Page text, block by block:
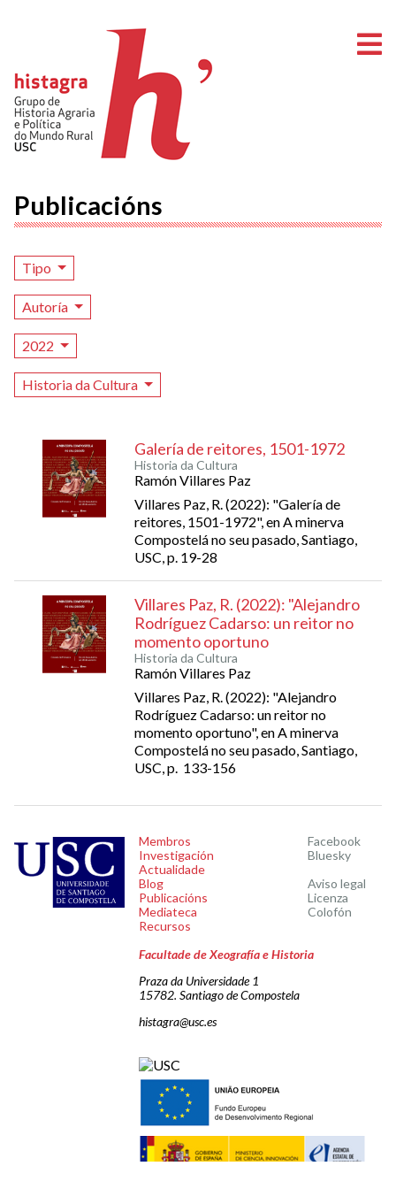
Publicacións
Tipo
Autoría
2022
Historia da Cultura
Galería de reitores, 1501-1972
Historia da Cultura
Ramón Villares Paz
Villares Paz, R. (2022): "Galería de
reitores, 1501-1972", en A minerva
Compostelá no seu pasado, Santiago,
USC, p. 19-28
Villares Paz, R. (2022): "Alejandro
Rodríguez Cadarso: un reitor no
momento oportuno
Historia da Cultura
Ramón Villares Paz
Villares Paz, R. (2022): "Alejandro
Rodríguez Cadarso: un reitor no
momento oportuno", en A minerva
Compostelá no seu pasado, Santiago,
USC, p. 133-156
Membros
Investigación
Actualidade
Blog
Publicacións
Mediateca
Recursos
Facebook
Bluesky
Aviso legal
Licenza
Colofón
Facultade de Xeografía e Historia
Praza da Universidade 1
15782. Santiago de Compostela
histagra@usc.es